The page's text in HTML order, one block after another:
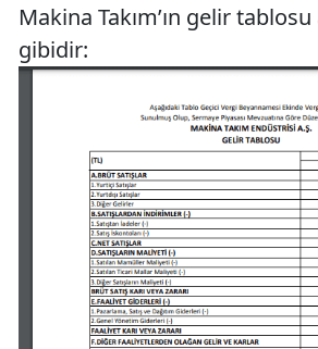
Makina Takım’ın gelir
gibidir: